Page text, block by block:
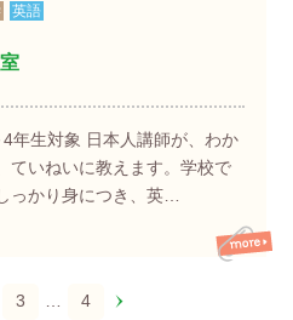
英語
年生対象 日本人講師が、わか
ていねいに教えます。学校で
っかり身につき、英…
3 … 4